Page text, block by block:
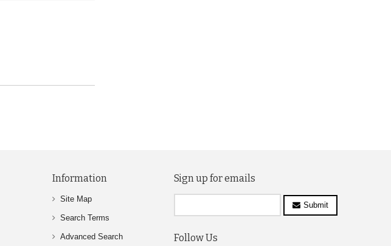
Information
Site Map
Search Terms
Advanced Search
Sign up for emails
Submit
Follow Us